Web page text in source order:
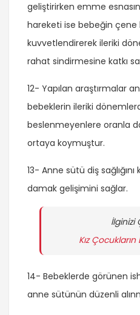
geliştirirken emme
hareketi ise bebeğin çene
kuvvetlendirerek ileriki
rahat sindirmesine katkı
12- Yapılan araştırmalar
bebeklerin ileriki
beslenmeyenlere oranla
ortaya koymuştur.
13- Anne sütü diş
damak gelişimini sağlar.
İlginizi
Kız
14- Bebeklerde görünen
anne sütünün düzenli